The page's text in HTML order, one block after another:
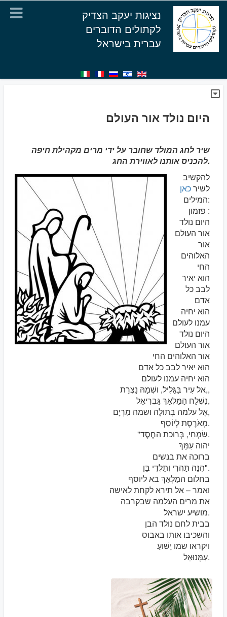
נציגות יעקב הצדיק
לקתולים הדוברים
עברית בישראל
היום נולד אור העולם
שיר לחג המולד שחובר על ידי מרים מקהילת חיפה
להכניס אותנו לאווירת החג.
להקשיב
לשירכאן
המילים:
פזמון :
היום נולד
אור העולם
אור
האלוהים
החי
הוא יאיר
לבב כל
אדם
הוא יחיה
עמנו לעולם
היום נולד
אור העולם
אור האלוהים החי
הוא יאיר לבב כל אדם
הוא יחיה עמנו לעולם
אל עִיר בַּגָּלִיל, ושְׁמָהּ נָצְרַת,,
נִשְׁלַח הַמַּלְאָךְ גַּבְרִיאֵל,
אֶל עלמה בְּתוּלָה ושמה מִרְיָם,
מְאֹרֶסֶת לְיוֹסֵף.
"שִׂמְחִי, בְּרוּכַת הַחֶסֶד.
יהוה עִמָּךְ
ברוכה את בנשים
הִנֵּה תַּהֲרִי וְתֵלְדִי בֵּן".
בחלום המַלְאַךְ בא ליוסף
ואמר – אל תירא לקחת לאישה
את מרים העלמה שבקרבה
מושיע ישראל.
בבית לחם נולד הבן
והשכיבו אותו באבוס
ויקראו שמו יֵשׁוּעַ
עִמָּנוּאֵל.